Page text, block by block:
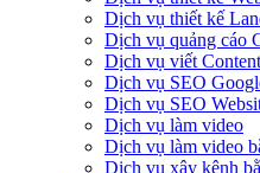
Dịch vụ thiết kế
Dịch vụ quảng cáo
Dịch vụ viết
Dịch vụ SEO
Dịch vụ SEO
Dịch vụ làm video
Dịch vụ làm video
Dịch vụ xây kênh